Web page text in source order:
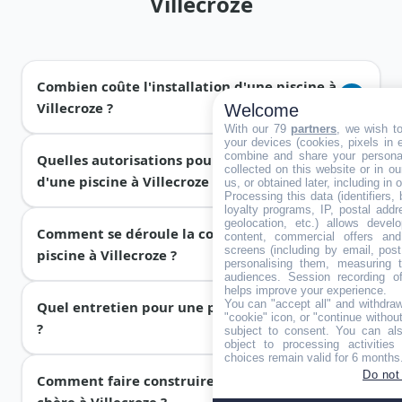
Combien coûte l'installation d'une piscine à
Villecroze ?
Le prix d'installation d'une piscineà Villecroze
dépend du type choisi :piscine à coquede 15
000 € à 50 000 € pose comprise,piscine en kit
de 5 000 à 25 000 €,piscine en dur (construction
béton) de 25 000 à 80 000 €. Demandez plusieurs
devis gratuits pour comparer les offres
d'installation et de construction des piscinistes
Quelles autorisations pour la construction
d'une piscine à Villecroze (83) ?
À Villecroze, laconstruction d'une piscinede
moins de 10 m² ne nécessite aucune autorisation
(sauf zone PPRI, site classé ou AVAP très fréquents
dans le Var). Entre 10 et 100 m², unedéclaration
en mairie suffit. Au-delà de 100 m², un
permis de construireest obligatoire. Nos
piscinistes vous accompagnent dans ces
Comment se déroule la conception d'une
piscine à Villecroze ?
Laconception d'une piscinecommence par une
étude de votre terrain (exposition, nature du sol,
contraintes d'urbanisme), puis le choix du type (à
coque,en kitouen dur), des dimensions, de la
Quel entretien pour une piscine à Villecroze
?
L'entretien d'une piscine
Comment faire construire une piscine pas
Welcome
With our 79 partners, we wish
your devices (cookies, pixels in
combine and share your
collected on this website or in
us, or obtained later, including in
Processing this data (identifiers,
loyalty programs, IP, postal
geolocation, etc.) allows
content, commercial offers
screens (including by email,
personalising them, measuring
audiences. Session recording
helps improve your experience.
You can "accept all" and
"cookie" icon, or "continue
subject to consent. You can
object to processing
choices remain valid for 6
Do